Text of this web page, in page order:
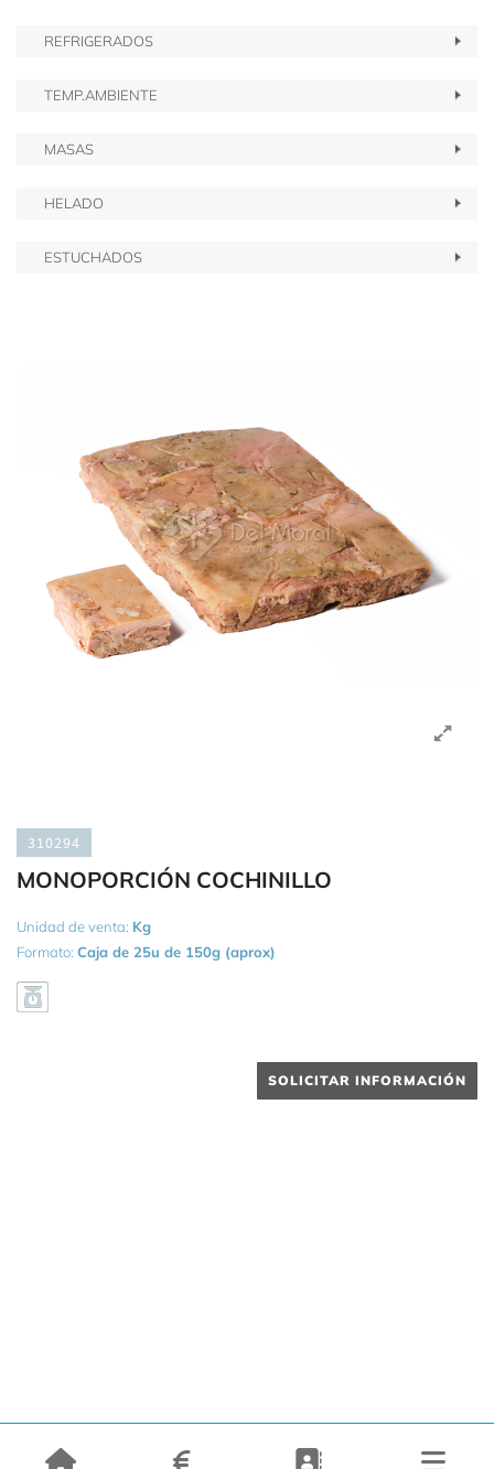
REFRIGERADOS
TEMP.AMBIENTE
MASAS
HELADO
ESTUCHADOS
310294
MONOPORCIÓN COCHINILLO
Unidad de venta: Kg
Formato: Caja de 25u de 150g (aprox)
SOLICITAR INFORMACIÓN